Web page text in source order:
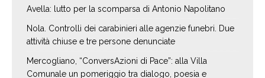
Avella: lutto per la scomparsa di Antonio Napolitano
Nola. Controlli dei carabinieri alle agenzie funebri. Due
attività chiuse e tre persone denunciate
Mercogliano, “ConversAzioni di Pace”: alla Villa
Comunale un pomeriggio tra dialogo, poesia e